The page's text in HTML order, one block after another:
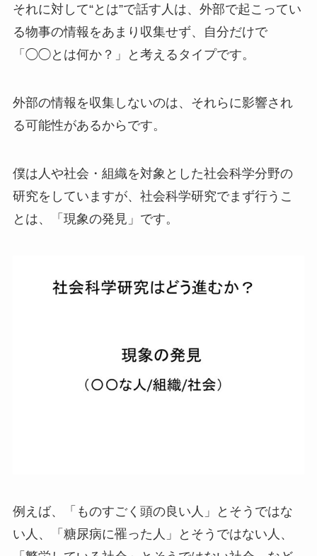
それに対して“とは”で話す人は、外部で起こってい
る物事の情報をあまり収集せず、自分だけで
「◯◯とは何か？」と考えるタイプです。
外部の情報を収集しないのは、それらに影響され
る可能性があるからです。
僕は人や社会・組織を対象とした社会科学分野の
研究をしていますが、社会科学研究でまず行うこ
とは、「現象の発見」です。
例えば、「ものすごく頭の良い人」とそうではな
い人、「糖尿病に罹った人」とそうではない人、